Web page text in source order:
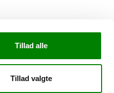
Tillad alle
Tillad valgte